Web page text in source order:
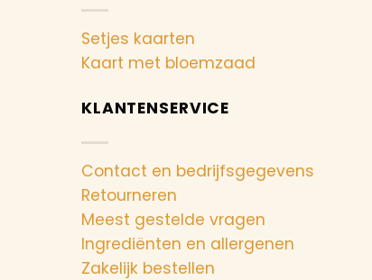
Setjes kaarten
Kaart met bloemzaad
KLANTENSERVICE
Contact en bedrijfsgegevens
Retourneren
Meest gestelde vragen
Ingrediënten en allergenen
Zakelijk bestellen